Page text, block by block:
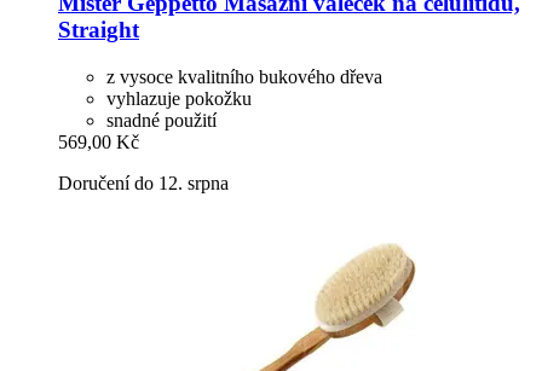
Straight
z vysoce kvalitního bukového dřeva
vyhlazuje pokožku
snadné použití
569,00 Kč
Doručení do 12. srpna